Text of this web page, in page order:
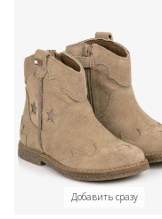
Добавить сразу